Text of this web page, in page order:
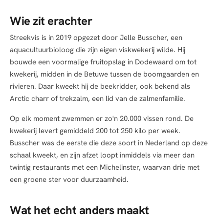
Wie zit erachter
Streekvis is in 2019 opgezet door Jelle Busscher, een
aquacultuurbioloog die zijn eigen viskwekerij wilde. Hij
bouwde een voormalige fruitopslag in Dodewaard om tot
kwekerij, midden in de Betuwe tussen de boomgaarden en
rivieren. Daar kweekt hij de beekridder, ook bekend als
Arctic charr of trekzalm, een lid van de zalmenfamilie.
Op elk moment zwemmen er zo'n 20.000 vissen rond. De
kwekerij levert gemiddeld 200 tot 250 kilo per week.
Busscher was de eerste die deze soort in Nederland op deze
schaal kweekt, en zijn afzet loopt inmiddels via meer dan
twintig restaurants met een Michelinster, waarvan drie met
een groene ster voor duurzaamheid.
Wat het echt anders maakt